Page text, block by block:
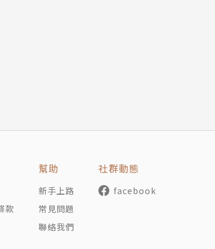
款
幫助
新手上路
常見問題
聯絡我們
社群動態
facebook